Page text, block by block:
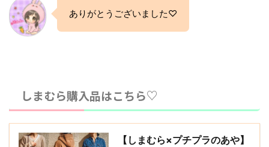
ありがとうございました♡
しまむら購入品はこちら♡
【しまむら×プチプラのあや】